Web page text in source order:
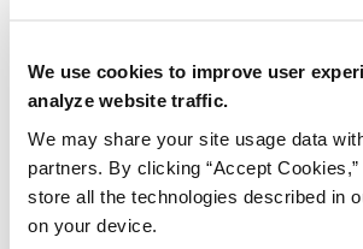
We use cookies to improve user
analyze website traffic.
We may share your site usage data
partners. By clicking “Accept
store all the technologies described in
on your device.
MotoRad?
tapones de radiador, tapones de
componentes automotrices
desempeñan un papel crucial en el
eficiencia y el rendimiento de los